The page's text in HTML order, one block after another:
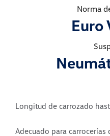
Norma
Euro
Longitud de carrozado
Adecuado para carrocerías